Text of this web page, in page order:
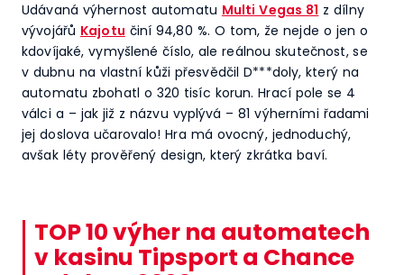
Udávaná výhernost automatu Multi Vegas 81 z dílny
vývojářů Kajotu činí 94,80 %. O tom, že nejde o jen o
kdovíjaké, vymyšlené číslo, ale reálnou skutečnost, se
v dubnu na vlastní kůži přesvědčil D***doly, který na
automatu zbohatl o 320 tisíc korun. Hrací pole se 4
válci a – jak již z názvu vyplývá – 81 výherními řadami
jej doslova učarovalo! Hra má ovocný, jednoduchý,
avšak léty prověřený design, který zkrátka baví.
TOP 10 výher na automatech
v kasinu Tipsport a Chance